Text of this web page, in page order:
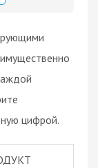
цифрой.